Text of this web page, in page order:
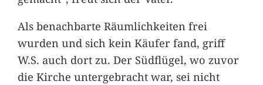
Als benachbarte Räumlichkeiten frei
wurden und sich kein Käufer fand, griff
W.S. auch dort zu. Der Südflügel, wo zuvor
die Kirche untergebracht war, sei nicht